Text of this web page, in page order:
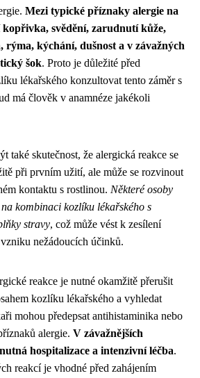
Mezi typické příznaky alergie na
svědění, zarudnutí kůže,
rýma, kýchání, dušnost a v závažných
šok. Proto je důležité před
lékařského konzultovat tento záměr s
má člověk v anamnéze jakékoli
také skutečnost, že alergická reakce se
při prvním užití, ale může se rozvinout
kontaktu s rostlinou. Některé osoby
kombinaci kozlíku lékařského s
stravy, což může vést k zesílení
nežádoucích účinků.
reakce je nutné okamžitě přerušit
kozlíku lékařského a vyhledat
mohou předepsat antihistaminika nebo
alergie. V závažnějších
hospitalizace a intenzivní léčba.
reakcí je vhodné před zahájením